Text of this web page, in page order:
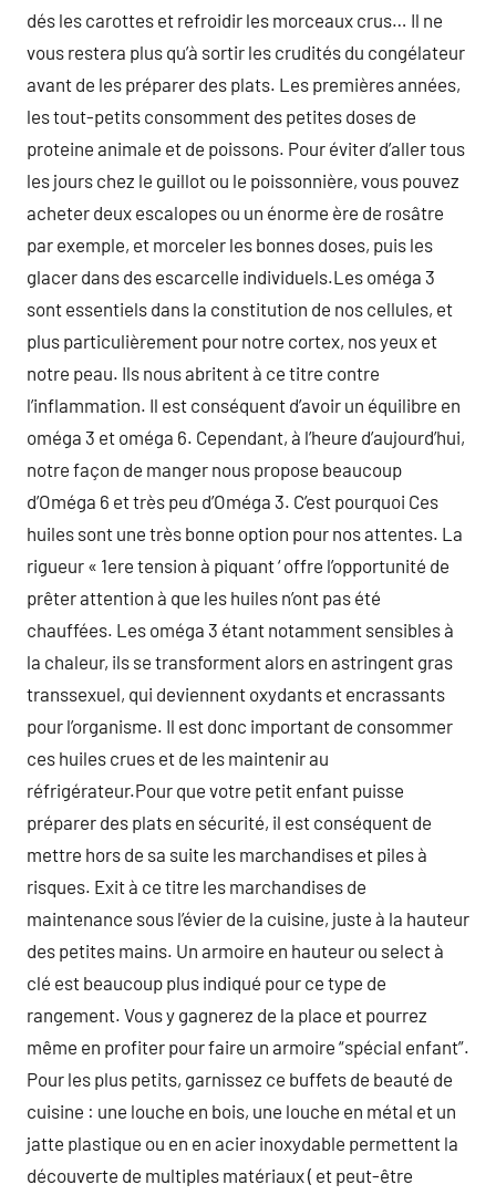
dés les carottes et refroidir les morceaux crus… Il ne
vous restera plus qu’à sortir les crudités du congélateur
avant de les préparer des plats. Les premières années,
les tout-petits consomment des petites doses de
proteine animale et de poissons. Pour éviter d’aller tous
les jours chez le guillot ou le poissonnière, vous pouvez
acheter deux escalopes ou un énorme ère de rosâtre
par exemple, et morceler les bonnes doses, puis les
glacer dans des escarcelle individuels.Les oméga 3
sont essentiels dans la constitution de nos cellules, et
plus particulièrement pour notre cortex, nos yeux et
notre peau. Ils nous abritent à ce titre contre
l’inflammation. Il est conséquent d’avoir un équilibre en
oméga 3 et oméga 6. Cependant, à l’heure d’aujourd’hui,
notre façon de manger nous propose beaucoup
d’Oméga 6 et très peu d’Oméga 3. C’est pourquoi Ces
huiles sont une très bonne option pour nos attentes. La
rigueur « 1ere tension à piquant ‘ offre l’opportunité de
prêter attention à que les huiles n’ont pas été
chauffées. Les oméga 3 étant notamment sensibles à
la chaleur, ils se transforment alors en astringent gras
transsexuel, qui deviennent oxydants et encrassants
pour l’organisme. Il est donc important de consommer
ces huiles crues et de les maintenir au
réfrigérateur.Pour que votre petit enfant puisse
préparer des plats en sécurité, il est conséquent de
mettre hors de sa suite les marchandises et piles à
risques. Exit à ce titre les marchandises de
maintenance sous l’évier de la cuisine, juste à la hauteur
des petites mains. Un armoire en hauteur ou select à
clé est beaucoup plus indiqué pour ce type de
rangement. Vous y gagnerez de la place et pourrez
même en profiter pour faire un armoire “spécial enfant”.
Pour les plus petits, garnissez ce buffets de beauté de
cuisine : une louche en bois, une louche en métal et un
jatte plastique ou en en acier inoxydable permettent la
découverte de multiples matériaux ( et peut-être